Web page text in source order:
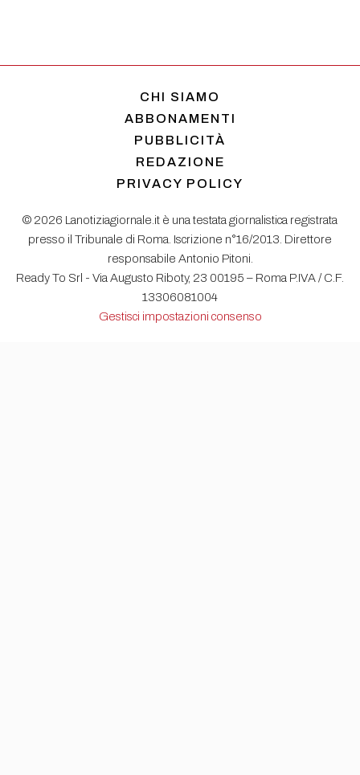
CHI SIAMO
ABBONAMENTI
PUBBLICITÀ
REDAZIONE
PRIVACY POLICY
© 2026 Lanotiziagiornale.it è una testata giornalistica registrata
presso il Tribunale di Roma. Iscrizione n°16/2013. Direttore
responsabile Antonio Pitoni.
Ready To Srl - Via Augusto Riboty, 23 00195 – Roma P.IVA / C.F.
13306081004
Gestisci impostazioni consenso